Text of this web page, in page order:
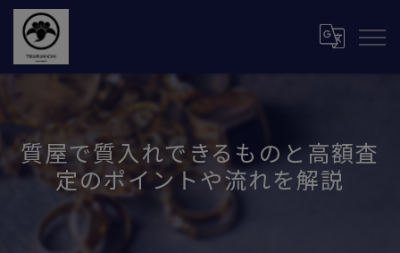
質屋で質入れできるものと高額査
定のポイントや流れを解説